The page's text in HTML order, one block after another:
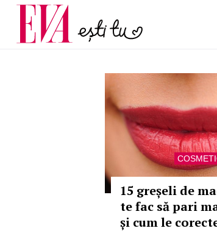
15 greșeli de
te fac să pari
și cum le
Carieră
Actualitate